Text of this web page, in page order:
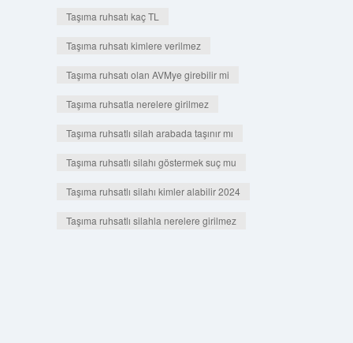
Taşıma ruhsatı kaç TL
Taşıma ruhsatı kimlere verilmez
Taşıma ruhsatı olan AVMye girebilir mi
Taşıma ruhsatla nerelere girilmez
Taşıma ruhsatlı silah arabada taşınır mı
Taşıma ruhsatlı silahı göstermek suç mu
Taşıma ruhsatlı silahı kimler alabilir 2024
Taşıma ruhsatlı silahla nerelere girilmez